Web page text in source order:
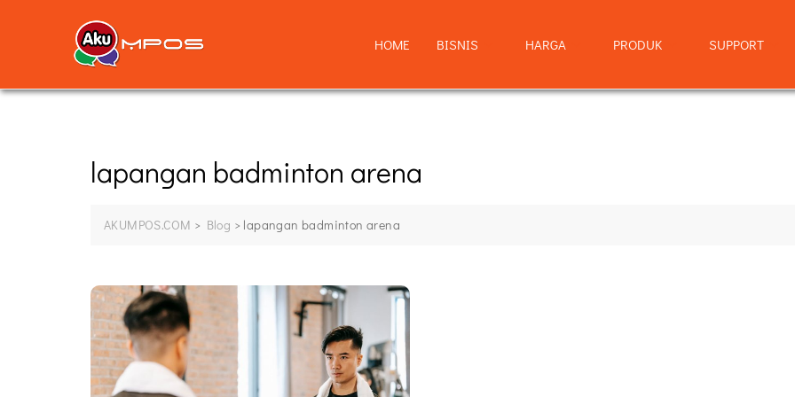
HOME BISNIS HARGA PRODUK SUPPORT
lapangan badminton arena
AKUMPOS.COM > Blog > lapangan badminton arena